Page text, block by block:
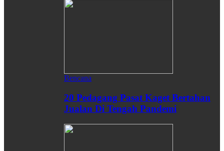
Bencana
20 Pedagang Pasat Kaget Bertahan
Jualan Di Tengah Pandemi